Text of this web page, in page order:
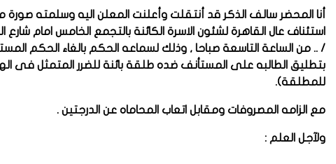
أنا المحضر سالف الذكر قد أنتقلت وأعلنت المعلن اليه وسلمته
استئناف عال القاهرة لشئون الاسرة الكائنة بالتجمع الخامس امام
/ .. من الساعة التاسعة صباحا , وذلك لسماعه الحكم بالغاء الحكم
بتطليق الطالبه على المستأنف ضده طلقة بائنة للضرر المتمثل
للمطلقة).
مع الزامه المصروفات ومقابل اتعاب المحاماه عن الدرجتين .
ولآجل العلم :